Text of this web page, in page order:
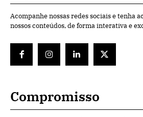
Acompanhe nossas redes sociais e tenha
nossos conteúdos, de forma interativa e
Compromisso